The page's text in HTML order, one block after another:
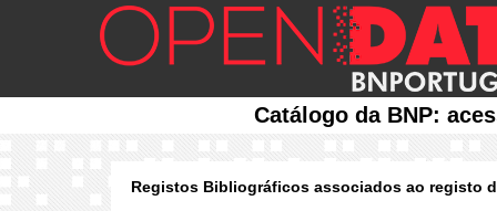
Catálogo da BNP:
Registos Bibliográficos associados ao registo